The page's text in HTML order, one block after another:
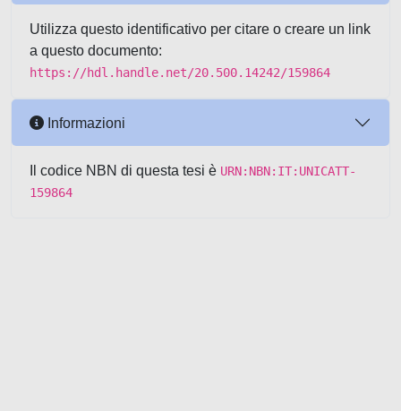
Utilizza questo identificativo per citare o creare un link
a questo documento:
https://hdl.handle.net/20.500.14242/159864
Informazioni
Il codice NBN di questa tesi è URN:NBN:IT:UNICATT-
159864